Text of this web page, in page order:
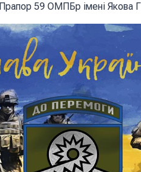
Прапор 59 ОМПБр імені Якова